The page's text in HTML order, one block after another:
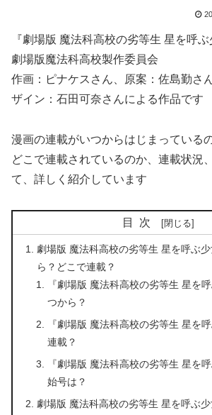
『劇場版 魔法科高校の劣等生 星を呼ぶ
劇場版魔法科高校製作委員会
作画：ピナケスさん、原案：佐島勤さ
ザイン：石田可奈さんによる作品です
漫画の連載がいつからはじまっているの
どこで連載されているのか、連載状況
て、詳しく紹介しています
目次
劇場版 魔法科高校の劣等生 星を呼ぶ
ら？どこで連載？
『劇場版 魔法科高校の劣等生 星を
つから？
『劇場版 魔法科高校の劣等生 星を
連載？
『劇場版 魔法科高校の劣等生 星を
始号は？
劇場版 魔法科高校の劣等生 星を呼ぶ